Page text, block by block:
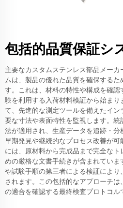
包括的品質保証シ
主要なカスタムステンレス部品メー
ムは、製品の優れた品質を確保する
す。これは、材料の特性や構成を確
験を利用する入荷材料検証から始まり
て、先進的な測定ツールを備えたイ
要な寸法や表面特性を監視します。
法が適用され、生産データを追跡・
早期発見や継続的なプロセス改善が
には、原材料から完成品まで完全な
めの厳格な文書手続きが含まれてい
や試験手順の第三者による検証によ
されます。この包括的なアプローチ
の適合を確認する最終検査プロトコル